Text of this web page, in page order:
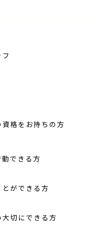
格をお持ちの方
できる方
ができる方
切にできる方